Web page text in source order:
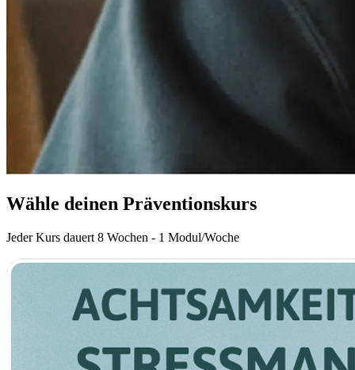
Wähle deinen Präventionskurs
Jeder Kurs dauert 8 Wochen - 1 Modul/Woche